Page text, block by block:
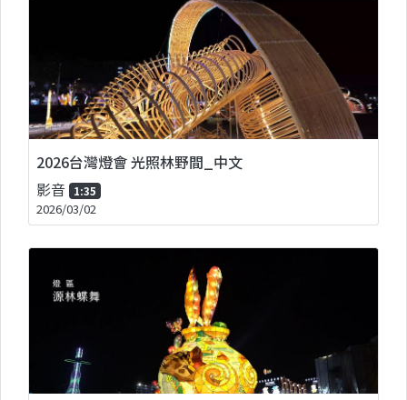
2026台灣燈會 光照林野間_中文
影音 1:35
2026/03/02